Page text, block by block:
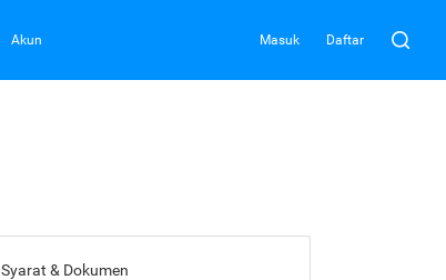
Akun Masuk Daftar
Syarat & Dokumen